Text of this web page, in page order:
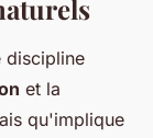
discipline
et la
qu'implique